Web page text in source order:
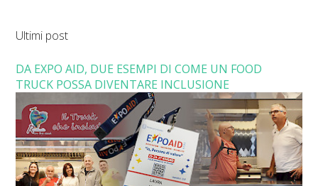
Ultimi post
DA EXPO AID, DUE ESEMPI DI COME UN FOOD
TRUCK POSSA DIVENTARE INCLUSIONE